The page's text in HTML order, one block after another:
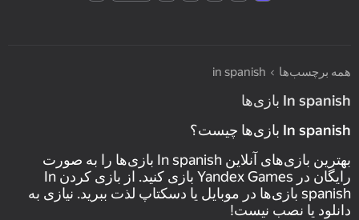
همه برچسب‌ها in spanish
In spanish بازی‌ها
In spanish بازی‌ها چیست؟
بهترین بازی‌های آنلاین In spanish بازی‌ها را به صورت
رایگان در Yandex Games بازی کنید. از بازی کردن In
spanish بازی‌ها در موبایل یا دسکتاپ لذت ببرید. نیازی به
دانلود یا نصب نیست!